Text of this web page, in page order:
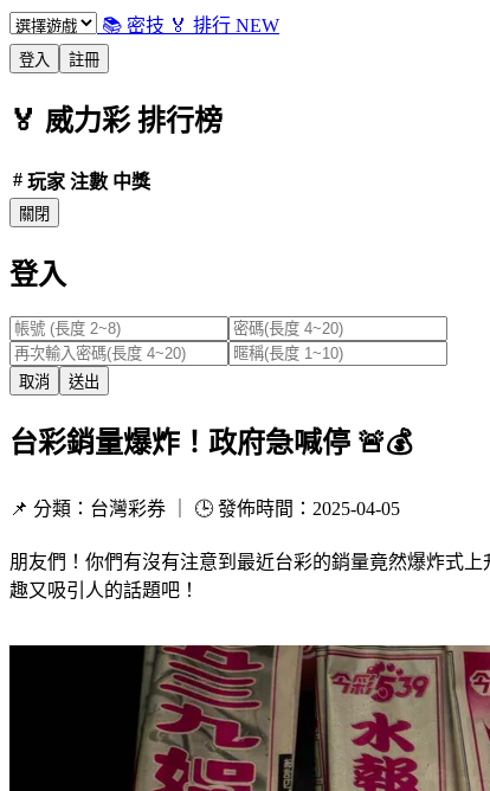
📚 密技 🏅 排行 NEW
登入 註冊
🏅 威力彩排行榜
# 玩家 注數 中獎
關閉
登入
取消 送出
台彩銷量爆炸！政府急喊停 🚨💰
📌 分類：台灣彩券 ｜ 🕒 發佈時間：2025-04-05
朋友們！你們有沒有注意到最近台彩的銷量竟然爆炸式
趣又吸引人的話題吧！